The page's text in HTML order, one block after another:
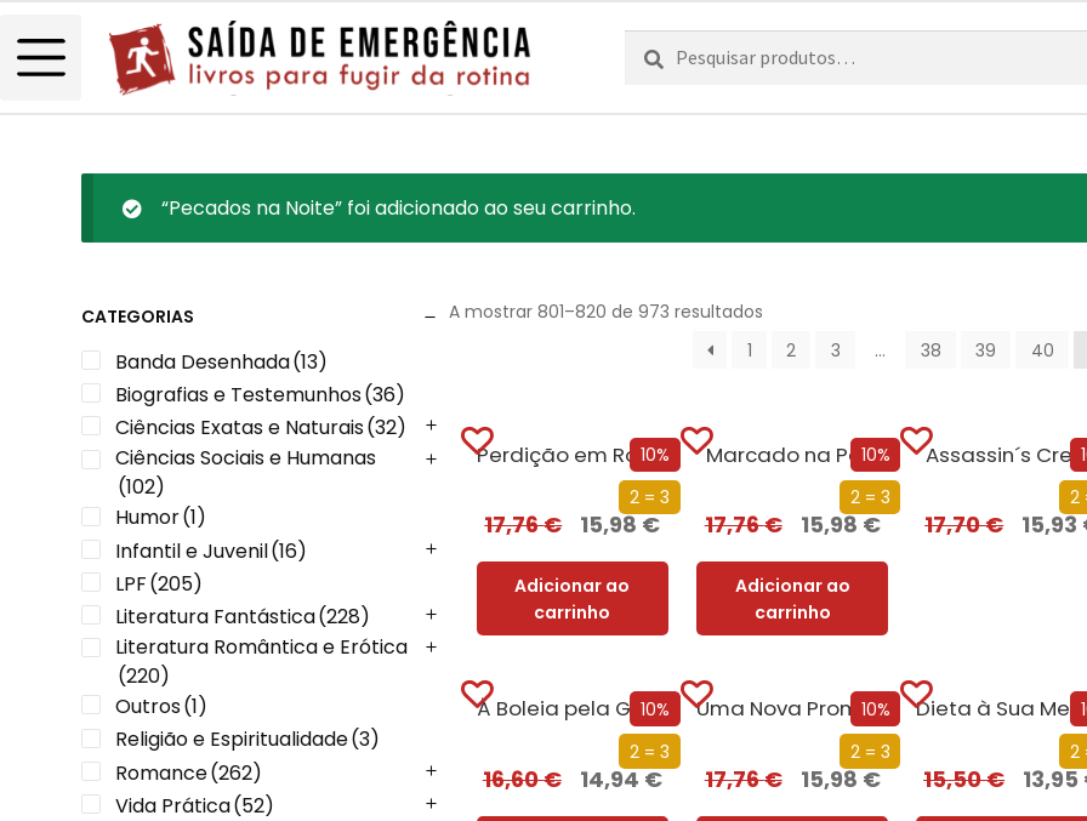
Pesquisar
por:
Pesquisa
“Pecados na Noite” foi adicionado ao seu carrinho.
CATEGORIAS
Banda Desenhada(13)
Biografias e Testemunhos(36)
Ciências Exatas e Naturais(32)
Ciências Sociais e Humanas
(102)
Humor(1)
Infantil e Juvenil(16)
LPF(205)
Literatura Fantástica(228)
Literatura Romântica e Erótica
(220)
Outros(1)
Religião e Espiritualidade(3)
Romance(262)
Vida Prática(52)
A mostrar 801–820 de 973 resultados
1
2 3 … 38 39 40
10%
2 = 3
Perdição em Roma
17,76€ 15,98€
Adicionar ao
carrinho
10%
2 = 3
Marcado na Pele
17,76€ 15,98€
Adicionar ao
carrinho
2
Assassin´s
17,70€ 15,93
10%
2 = 3
À Boleia pela Galáxia
16,60€ 14,94€
10%
2 = 3
Uma Nova Promessa
17,76€ 15,98€
2
15,50€ 13,95